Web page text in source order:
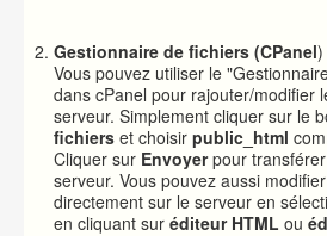
Gestionnaire de fichiers (CPanel)
Vous pouvez utiliser le
dans cPanel pour rajouter/modifier
serveur. Simplement cliquer sur le
fichiers et choisir public_html
Cliquer sur Envoyerpour
serveur. Vous pouvez aussi
directement sur le serveur en
en cliquant sur éditeur HTML ou